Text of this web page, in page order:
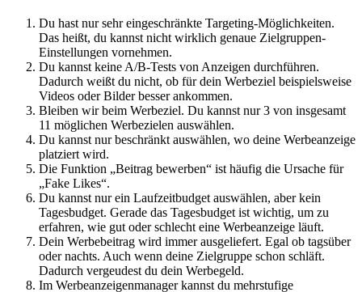
Du hast nur sehr eingeschränkte Targeting-Möglichkeiten.
Das heißt, du kannst nicht wirklich genaue Zielgruppen-
Einstellungen vornehmen.
Du kannst keine A/B-Tests von Anzeigen durchführen.
Dadurch weißt du nicht, ob für dein Werbeziel beispielsweise
Videos oder Bilder besser ankommen.
Bleiben wir beim Werbeziel. Du kannst nur 3 von insgesamt
11 möglichen Werbezielen auswählen.
Du kannst nur beschränkt auswählen, wo deine Werbeanzeige
platziert wird.
Die Funktion „Beitrag bewerben“ ist häufig die Ursache für
„Fake Likes“.
Du kannst nur ein Laufzeitbudget auswählen, aber kein
Tagesbudget. Gerade das Tagesbudget ist wichtig, um zu
erfahren, wie gut oder schlecht eine Werbeanzeige läuft.
Dein Werbebeitrag wird immer ausgeliefert. Egal ob tagsüber
oder nachts. Auch wenn deine Zielgruppe schon schläft.
Dadurch vergeudest du dein Werbegeld.
Im Werbeanzeigenmanager kannst du mehrstufige